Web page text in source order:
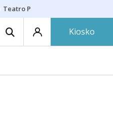
Teatro Principal
Kiosko